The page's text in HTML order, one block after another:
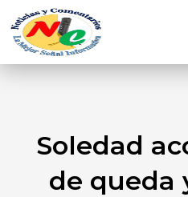
Soledad
de queda